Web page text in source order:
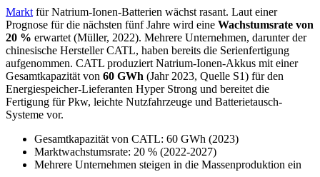
Markt für Natrium-Ionen-Batterien wächst rasant. Laut einer
Prognose für die nächsten fünf Jahre wird eine Wachstumsrate von
20 % erwartet (Müller, 2022). Mehrere Unternehmen, darunter der
chinesische Hersteller CATL, haben bereits die Serienfertigung
aufgenommen. CATL produziert Natrium-Ionen-Akkus mit einer
Gesamtkapazität von 60 GWh (Jahr 2023, Quelle S1) für den
Energiespeicher-Lieferanten Hyper Strong und bereitet die
Fertigung für Pkw, leichte Nutzfahrzeuge und Batterietausch-
Systeme vor.
Gesamtkapazität von CATL: 60 GWh (2023)
Marktwachstumsrate: 20 % (2022-2027)
Mehrere Unternehmen steigen in die Massenproduktion ein